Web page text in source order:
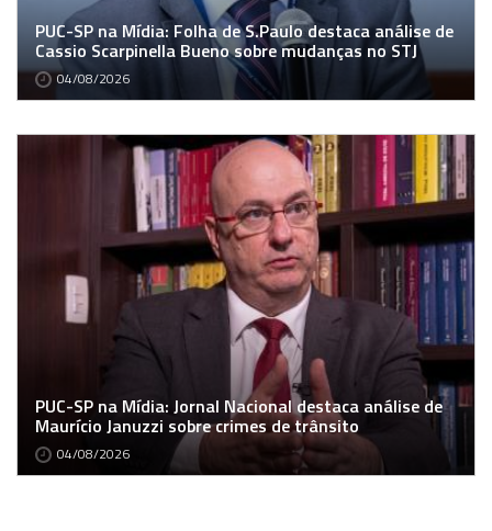
PUC-SP na Mídia: Folha de S.Paulo destaca análise de
Cassio Scarpinella Bueno sobre mudanças no STJ
04/08/2026
PUC-SP na Mídia: Jornal Nacional destaca análise de
Maurício Januzzi sobre crimes de trânsito
04/08/2026